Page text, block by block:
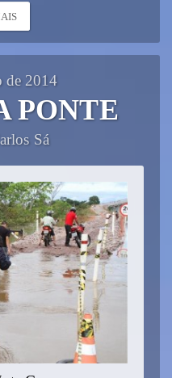
de 2014
PONTE
Sá